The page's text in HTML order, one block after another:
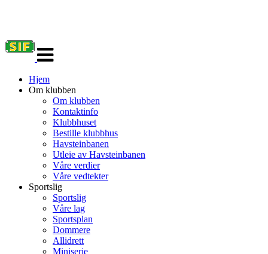
navigasjon
Hjem
Om klubben
Om klubben
Kontaktinfo
Klubbhuset
Bestille klubbhus
Havsteinbanen
Utleie av Havsteinbanen
Våre verdier
Våre vedtekter
Sportslig
Sportslig
Våre lag
Sportsplan
Dommere
Allidrett
Miniserie